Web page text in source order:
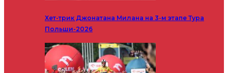
Хет-трик Джонатана Милана на 3-м этапе Тура
Польши-2026